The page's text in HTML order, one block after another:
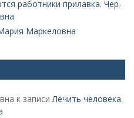
работники прилавка. Чер­
Маркеловна
к записиЛечить человека.